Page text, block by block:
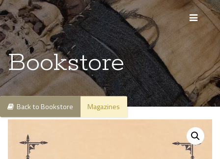
Bookstore
Back to Bookstore Magazines